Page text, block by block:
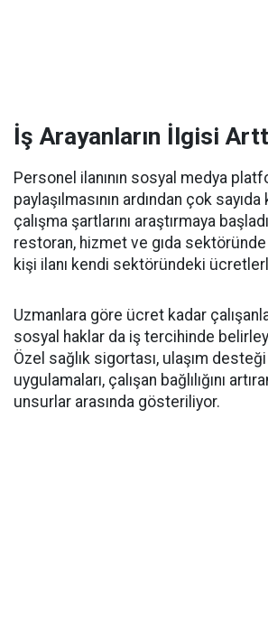
İş Arayanların İlgisi
Personel ilanının sosyal medya
paylaşılmasının ardından çok sayıda
çalışma şartlarını araştırmaya
restoran, hizmet ve gıda
kişi ilanı kendi sektöründeki
Uzmanlara göre ücret kadar
sosyal haklar da iş tercihinde
Özel sağlık sigortası, ulaşım
uygulamaları, çalışan bağlılığını
unsurlar arasında gösteriliyor.